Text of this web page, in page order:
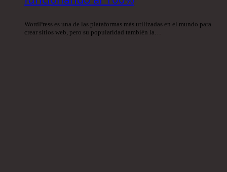
WordPress es una de las plataformas más utilizadas en el mundo para
crear sitios web, pero su popularidad también la…